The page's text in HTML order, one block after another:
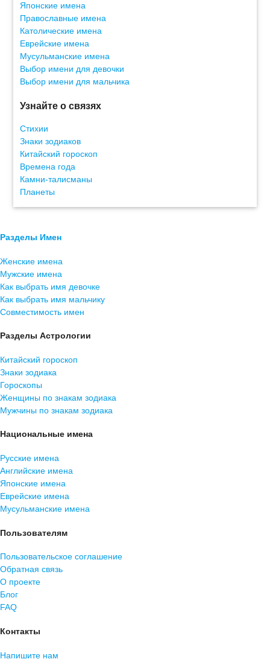
Японские имена
Православные имена
Католические имена
Еврейские имена
Мусульманские имена
Выбор имени для девочки
Выбор имени для мальчика
Узнайте о связях
Стихии
Знаки зодиаков
Китайский гороскоп
Времена года
Камни-талисманы
Планеты
Разделы Имен
Женские имена
Мужские имена
Как выбрать имя девочке
Как выбрать имя мальчику
Совместимость имен
Разделы Астрологии
Китайский гороскоп
Знаки зодиака
Гороскопы
Женщины по знакам зодиака
Мужчины по знакам зодиака
Национальные имена
Русские имена
Английские имена
Японские имена
Еврейские имена
Мусульманские имена
Пользователям
Пользовательское соглашение
Обратная связь
О проекте
Блог
FAQ
Контакты
Напишите нам